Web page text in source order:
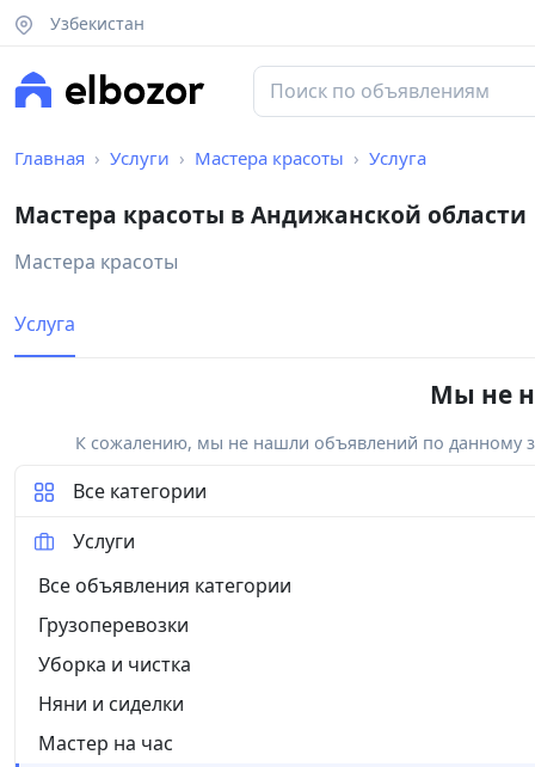
Узбекистан
Главная Услуги Мастера красоты Услуга
Мастера красоты в Андижанской области
Мастера красоты
Услуга
Мы не
К сожалению, мы не нашли объявлений по данному
Все категории
Услуги
Все объявления категории
Грузоперевозки
Уборка и чистка
Няни и сиделки
Мастер на час